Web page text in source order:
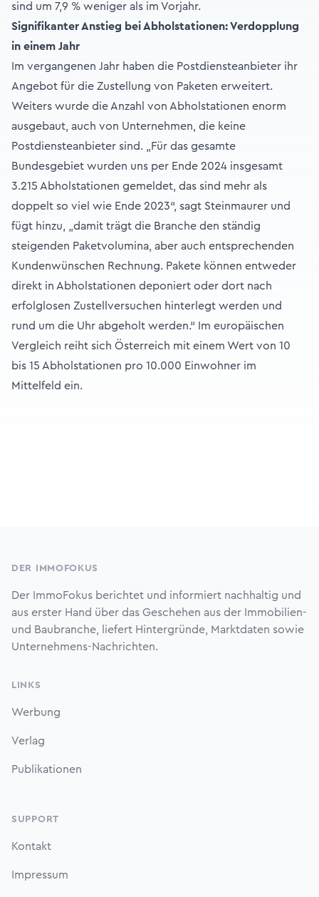
sind um 7,9 % weniger als im Vorjahr.
Signifikanter Anstieg bei Abholstationen: Verdopplung
in einem Jahr
Im vergangenen Jahr haben die Postdiensteanbieter ihr
Angebot für die Zustellung von Paketen erweitert.
Weiters wurde die Anzahl von Abholstationen enorm
ausgebaut, auch von Unternehmen, die keine
Postdiensteanbieter sind. „Für das gesamte
Bundesgebiet wurden uns per Ende 2024 insgesamt
3.215 Abholstationen gemeldet, das sind mehr als
doppelt so viel wie Ende 2023“, sagt Steinmaurer und
fügt hinzu, „damit trägt die Branche den ständig
steigenden Paketvolumina, aber auch entsprechenden
Kundenwünschen Rechnung. Pakete können entweder
direkt in Abholstationen deponiert oder dort nach
erfolglosen Zustellversuchen hinterlegt werden und
rund um die Uhr abgeholt werden.“ Im europäischen
Vergleich reiht sich Österreich mit einem Wert von 10
bis 15 Abholstationen pro 10.000 Einwohner im
Mittelfeld ein.
DER IMMOFOKUS
Der ImmoFokus berichtet und informiert nachhaltig und
aus erster Hand über das Geschehen aus der Immobilien-
und Baubranche, liefert Hintergründe, Marktdaten sowie
Unternehmens-Nachrichten.
LINKS
Werbung
Verlag
Publikationen
SUPPORT
Kontakt
Impressum